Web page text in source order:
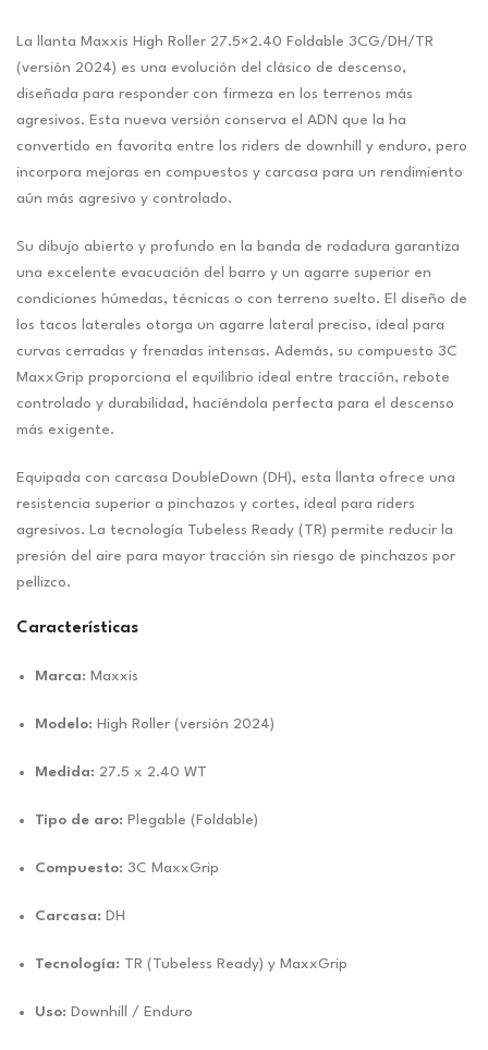
La llanta Maxxis High Roller 27.5×2.40 Foldable 3CG/DH/TR
(versión 2024) es una evolución del clásico de descenso,
diseñada para responder con firmeza en los terrenos más
agresivos. Esta nueva versión conserva el ADN que la ha
convertido en favorita entre los riders de downhill y enduro, pero
incorpora mejoras en compuestos y carcasa para un rendimiento
aún más agresivo y controlado.
Su dibujo abierto y profundo en la banda de rodadura garantiza
una excelente evacuación del barro y un agarre superior en
condiciones húmedas, técnicas o con terreno suelto. El diseño de
los tacos laterales otorga un agarre lateral preciso, ideal para
curvas cerradas y frenadas intensas. Además, su compuesto 3C
MaxxGrip proporciona el equilibrio ideal entre tracción, rebote
controlado y durabilidad, haciéndola perfecta para el descenso
más exigente.
Equipada con carcasa DoubleDown (DH), esta llanta ofrece una
resistencia superior a pinchazos y cortes, ideal para riders
agresivos. La tecnología Tubeless Ready (TR) permite reducir la
presión del aire para mayor tracción sin riesgo de pinchazos por
pellizco.
Características
Marca: Maxxis
Modelo: High Roller (versión 2024)
Medida: 27.5 x 2.40 WT
Tipo de aro: Plegable (Foldable)
Compuesto: 3C MaxxGrip
Carcasa: DH
Tecnología: TR (Tubeless Ready) y MaxxGrip
Uso: Downhill / Enduro